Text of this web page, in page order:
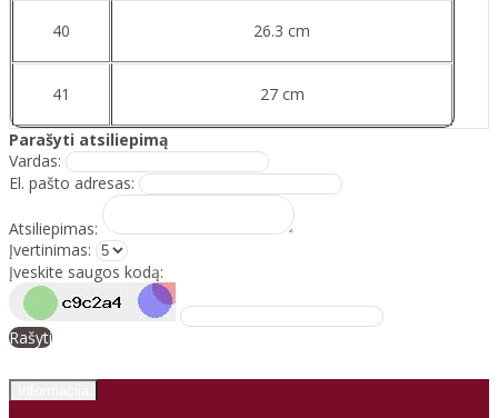
40 26.3 cm
41 27 cm
Parašyti atsiliepimą
Vardas:
El. pašto adresas:
Atsiliepimas:
Įvertinimas:
Įveskite saugos kodą:
Rašyti